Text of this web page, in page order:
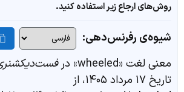
روش‌های ارجاع زیر استفاده کنید.
شیوه‌ی رفرنس‌دهی:
معنی لغت «wheeled» در
تاریخ ۱۷ مرداد ۱۴۰۵، از